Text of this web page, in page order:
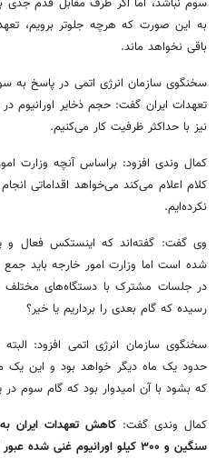
سوم نباشد، اما اگر طرف مقابل قدم جدی
به این صورت که هرچه جلوتر برویم،
باقی نخواهد ماند.
سخنگوی سازمان انرژی اتمی در پاسخ به
تعهدات ایران گفت: حجم ذخایر اورانیوم
نیز با حداکثر ظرفیت کار می‌کنیم.
کمال وندی افزود: براساس آنچه وزارت
کلام اعلام می‌کند می‌خواهد اقداماتی
نکرده‌ایم.
وی گفت: گفته‌اند که اینستکس فعال و
شده است اما وزارت امور خارجه باید جمع
در جلسات مشترک با دستگاه‌های مختلف
رسیده که گام بعدی را برداریم یا خیر؟
سخنگوی سازمان انرژی اتمی افزود:
حدود یک ماه دیگر خواهد بود و این یک
که بشود با آن امیدوار بود که گام سوم در
کمال وندی گفت:
سنگین و ۳۰۰ کیلو اورانیوم غنی شده عبور کرده ایم.